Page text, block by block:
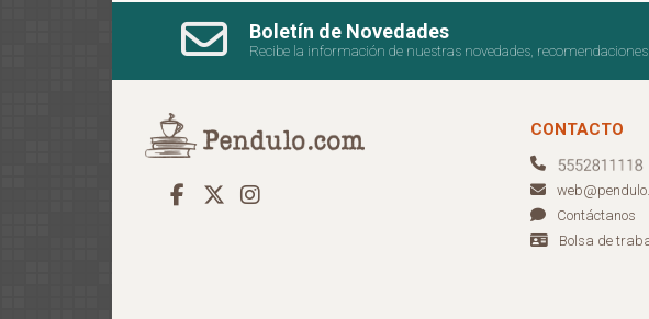
Boletín de Novedades
Recibe la información de nuestras novedades, recomendaciones
CONTACTO
Contáctanos
Bolsa de